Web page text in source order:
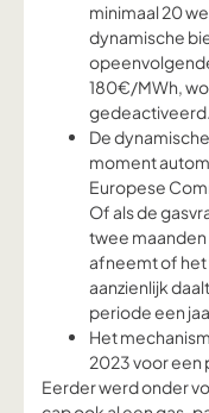
minimaal 20
dynamische
180€/MWh,
gedeactiveerd.
De
moment
Europese
Of als de
twee
afneemt of het
aanzienlijk
periode een
Het
2023 voor een
Eerder werd onder